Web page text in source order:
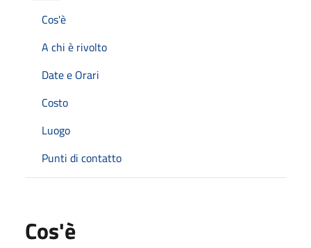
Cos'è
A chi è rivolto
Date e Orari
Costo
Luogo
Punti di contatto
Cos'è